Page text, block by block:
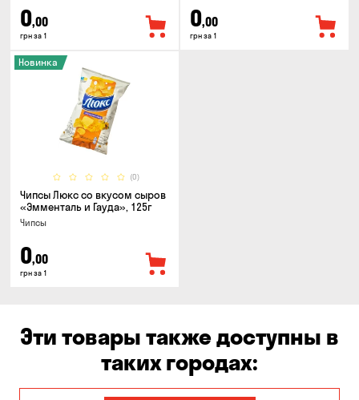
0,00
грн за 1
0,00
грн за 1
(0)
Новинка
Чипсы Люкс со вкусом сыров
«Эмменталь и Гауда», 125г
Чипсы
0,00
грн за 1
Эти товары также доступны в
таких городах: